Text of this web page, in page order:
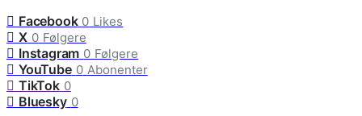
Facebook 0 Likes
X 0 Følgere
Instagram 0 Følgere
YouTube 0 Abonenter
TikTok 0
Bluesky 0